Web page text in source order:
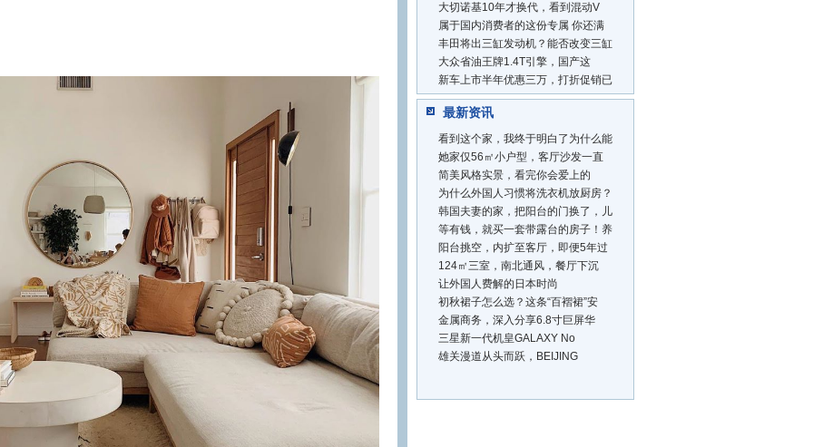
大切诺基10年才换代，看到混动V
属于国内消费者的这份专属 你还满
丰田将出三缸发动机？能否改变三缸
大众省油王牌1.4T引擎，国产这
新车上市半年优惠三万，打折促销已
最新资讯
看到这个家，我终于明白了为什么能
她家仅56㎡小户型，客厅沙发一直
简美风格实景，看完你会爱上的
为什么外国人习惯将洗衣机放厨房？
韩国夫妻的家，把阳台的门换了，儿
等有钱，就买一套带露台的房子！养
阳台挑空，内扩至客厅，即便5年过
124㎡三室，南北通风，餐厅下沉
让外国人费解的日本时尚
初秋裙子怎么选？这条“百褶裙”安
金属商务，深入分享6.8寸巨屏华
三星新一代机皇GALAXY No
雄关漫道从头而跃，BEIJING